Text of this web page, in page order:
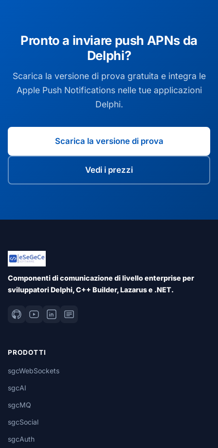
Pronto a inviare push APNs da
Delphi?
Scarica la versione di prova gratuita e integra le
Apple Push Notifications nelle tue applicazioni
Delphi.
Scarica la versione di prova
Vedi i prezzi
Componenti di comunicazione di livello enterprise per
sviluppatori Delphi, C++ Builder, Lazarus e .NET.
PRODOTTI
sgcWebSockets
sgcAI
sgcMQ
sgcSocial
sgcAuth